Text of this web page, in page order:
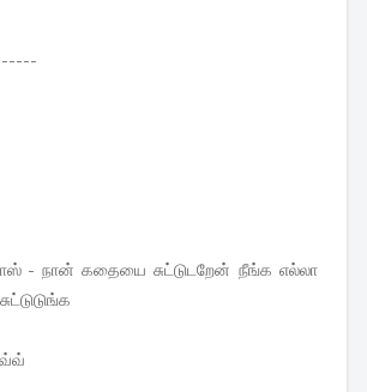
- நான் கதையை சுட்டுடறேன் நீங்க எல்லா